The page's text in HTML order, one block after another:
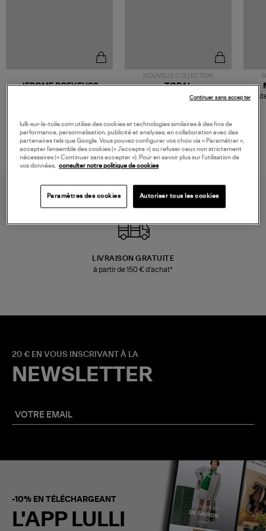
JEROME DREYFUSS
NOUVELLE COLLECTION
TORAL
Mocassins Killian Sport
LIVRAISON GRATUITE
à partir de 150 € d'achat*
20 € EN VOUS INSCRIVANT À LA
NEWSLETTER
-10% EN TÉLÉCHARGEANT
L'APP LULLI
lulli-sur-la-toile.com utilise des cookies et technologies similaires à des fins de
performance, personnalisation, publicité et analyses, en collaboration avec des
partenaires tels que Google. Vous pouvez configurer vos choix via « Paramétrer »,
accepter l’ensemble des cookies (« J’accepte ») ou refuser ceux non strictement
nécessaires (« Continuer sans accepter »). Pour en savoir plus sur l’utilisation de
vos données,
consulter notre politique de cookies
Paramètres des cookies Autoriser tous les cookies
Continuer sans accepter